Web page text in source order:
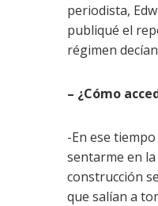
periodista,
publiqué el
régimen
– ¿Cómo
-En ese
sentarme en
construcción
que salían a